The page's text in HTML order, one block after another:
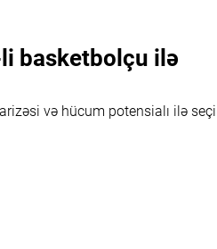
basketbolçu ilə
və hücum potensialı ilə